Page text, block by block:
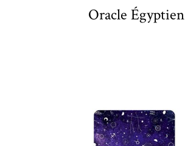
Oracle Égyptien